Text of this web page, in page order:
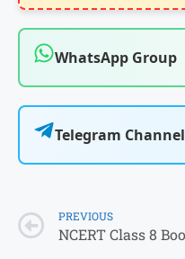
WhatsApp Group
Telegram Channel
PREVIOUS